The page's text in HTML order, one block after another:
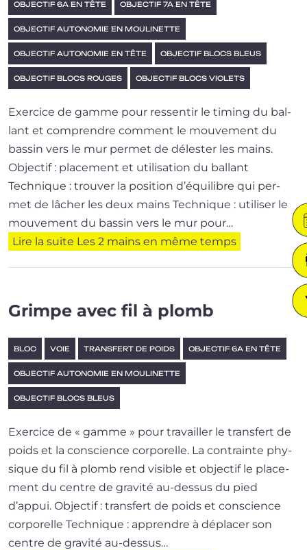
OBJECTIF 6A EN TÊTE OBJECTIF 7A EN TÊTE
OBJECTIF AUTONOMIE EN MOULINETTE
OBJECTIF AUTONOMIE EN TÊTE OBJECTIF BLOCS BLEUS
OBJECTIF BLOCS ROUGES OBJECTIF BLOCS VIOLETS
Exercice de gamme pour res­sen­tir le timing du bal­
lant et com­prendre com­ment le mou­ve­ment du
bas­sin vers le mur per­met de déles­ter les mains.
Objectif : placement et utilisation du ballant
Technique : trou­ver la posi­tion d’é­qui­libre qui per­
met de lâcher les deux mains Technique : uti­li­ser le
mou­ve­ment du bas­sin vers le mur pour…
Lire la suite Les 2 mains en même temps
Grimpe avec fil à plomb
BLOC VOIE TRANSFERT DE POIDS OBJECTIF 6A EN TÊTE
OBJECTIF AUTONOMIE EN MOULINETTE
OBJECTIF BLOCS BLEUS
Exercice de « gamme » pour tra­vailler le trans­fert de
poids et la conscience cor­po­relle. La contrainte phy­
sique du fil à plomb rend visible et objec­tif le pla­ce­
ment du centre de gra­vi­té au-dessus du pied
d’appui. Objectif : transfert de poids et conscience
corporelle Technique : apprendre à dépla­cer son
centre de gra­vi­té au-dessus…